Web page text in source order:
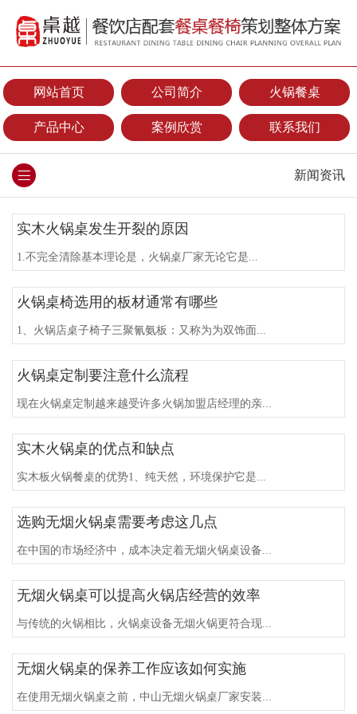
网站首页 公司简介 火锅餐桌
产品中心 案例欣赏 联系我们
新闻资讯
实木火锅桌发生开裂的原因
1.不完全清除基本理论是，火锅桌厂家无论它是...
火锅桌椅选用的板材通常有哪些
1、火锅店桌子椅子三聚氰氨板：又称为为双饰面...
火锅桌定制要注意什么流程
现在火锅桌定制越来越受许多火锅加盟店经理的亲...
实木火锅桌的优点和缺点
实木板火锅餐桌的优势1、纯天然，环境保护它是...
选购无烟火锅桌需要考虑这几点
在中国的市场经济中，成本决定着无烟火锅桌设备...
无烟火锅桌可以提高火锅店经营的效率
与传统的火锅相比，火锅桌设备无烟火锅更符合现...
无烟火锅桌的保养工作应该如何实施
在使用无烟火锅桌之前，中山无烟火锅桌厂家安装...